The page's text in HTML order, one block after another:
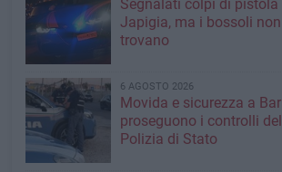
Segnalati colpi di pistola
Japigia, ma i bossoli
trovano
6 AGOSTO 2026
Movida e sicurezza a
proseguono i controlli
Polizia di Stato